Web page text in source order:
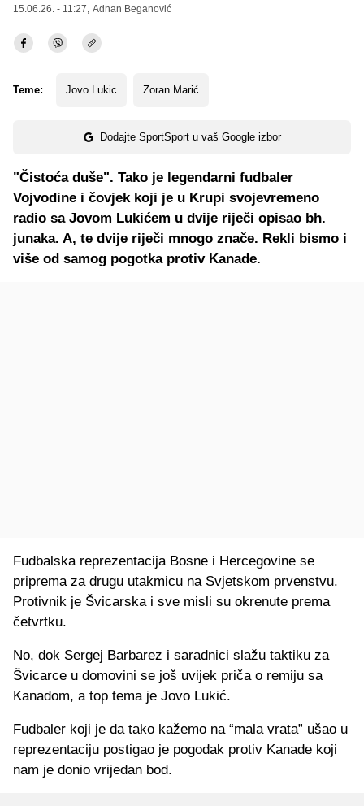
15.06.26. - 11:27, Adnan Beganović
Teme: Jovo Lukic Zoran Marić
Dodajte SportSport u vaš Google izbor
"Čistoća duše". Tako je legendarni fudbaler
Vojvodine i čovjek koji je u Krupi svojevremeno
radio sa Jovom Lukićem u dvije riječi opisao bh.
junaka. A, te dvije riječi mnogo znače. Rekli bismo i
više od samog pogotka protiv Kanade.
Fudbalska reprezentacija Bosne i Hercegovine se
priprema za drugu utakmicu na Svjetskom prvenstvu.
Protivnik je Švicarska i sve misli su okrenute prema
četvrtku.
No, dok Sergej Barbarez i saradnici slažu taktiku za
Švicarce u domovini se još uvijek priča o remiju sa
Kanadom, a top tema je Jovo Lukić.
Fudbaler koji je da tako kažemo na “mala vrata” ušao u
reprezentaciju postigao je pogodak protiv Kanade koji
nam je donio vrijedan bod.